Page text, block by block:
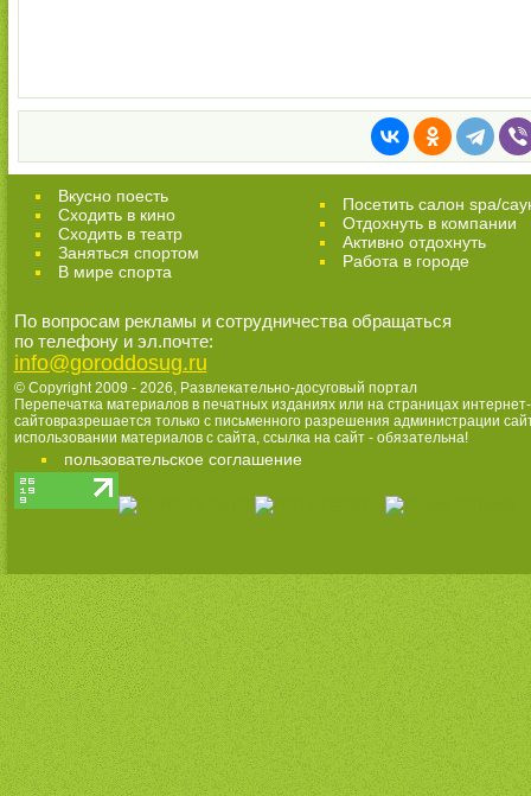
Вкусно поесть
Сходить в кино
Cходить в театр
Заняться спортом
В мире спорта
Посетить салон spa/
Отдохнуть в компании
Активно отдохнуть
Работа в городе
По вопросам рекламы и сотрудничества обращаться
по телефону и эл.почте:
info@goroddosug.ru
© Copyright 2009 - 2026, Развлекательно-досуговый портал
Перепечатка материалов в печатных изданиях или на страницах интернет-
сайтовразрешается только с письменного разрешения администрации
использовании материалов с сайта, ссылка на сайт - обязательна!
пользовательское соглашение